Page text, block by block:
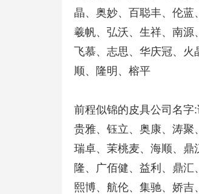
晶、奥妙、百聪丰、伦蓝
羲帆、弘沃、生祥、南源
飞慕、志思、华庆冠、
顺、隆明、榕平
前程似锦的皮具公司名字
贵雅、钰立、奥康、涛聚
瑞卓、茉桃麦、海顺、鼎
隆、广佰健、益利、鼎汇
熙博、航伦、集驰、娇